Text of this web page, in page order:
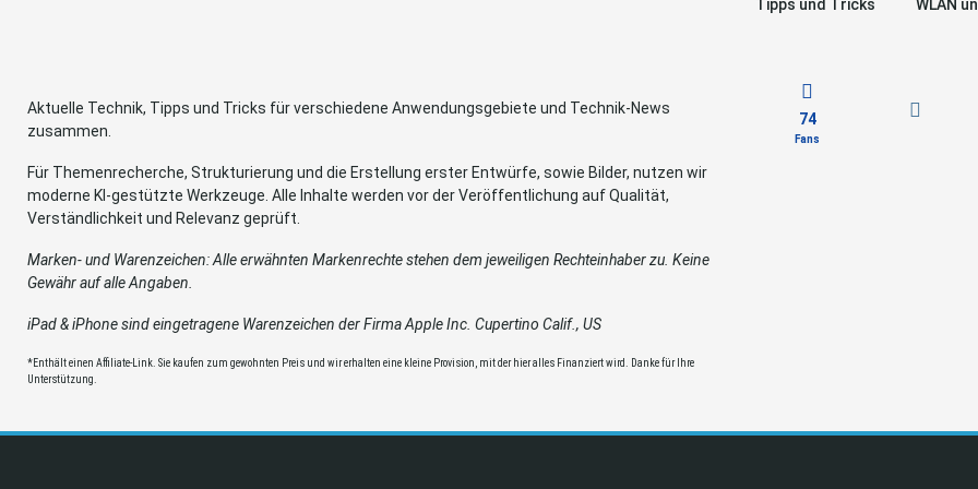
Aktuelle Technik, Tipps und Tricks für verschiedene Anwendungsgebiete und Technik-News
zusammen.
Für Themenrecherche, Strukturierung und die Erstellung erster Entwürfe, sowie Bilder, nutzen wir
moderne KI-gestützte Werkzeuge. Alle Inhalte werden vor der Veröffentlichung auf Qualität,
Verständlichkeit und Relevanz geprüft.
Marken- und Warenzeichen: Alle erwähnten Markenrechte stehen dem jeweiligen Rechteinhaber zu. Keine
Gewähr auf alle Angaben.
iPad & iPhone sind eingetragene Warenzeichen der Firma Apple Inc. Cupertino Calif., US
*Enthält einen Affiliate-Link. Sie kaufen zum gewohnten Preis und wir erhalten eine kleine Provision, mit der hier alles Finanziert wird. Danke für Ihre
Unterstützung.
Tipps und Tricks
WLAN
74
Fans